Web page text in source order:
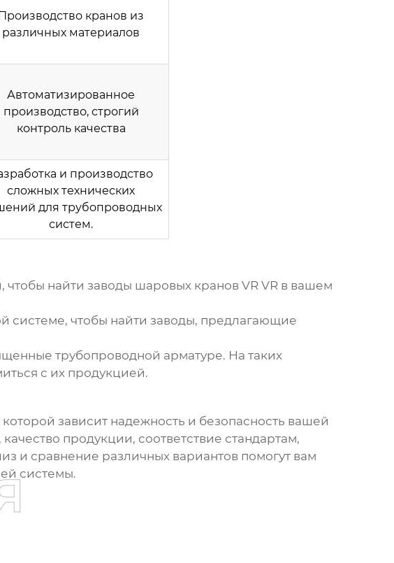
Производство кранов из
различных материалов
Автоматизированное
производство, строгий
контроль качества
и производство
сложных технических
для трубопроводных
систем.
чтобы найти заводы шаровых кранов VR VRв вашем
системе, чтобы найти заводы, предлагающие
трубопроводной арматуре. На таких
с их продукцией.
которой зависит надежность и безопасность вашей
продукции, соответствие стандартам,
и сравнение различных вариантов помогут вам
системы.